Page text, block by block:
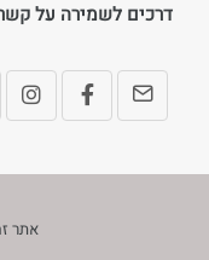
דרכים לשמירה על
אתר